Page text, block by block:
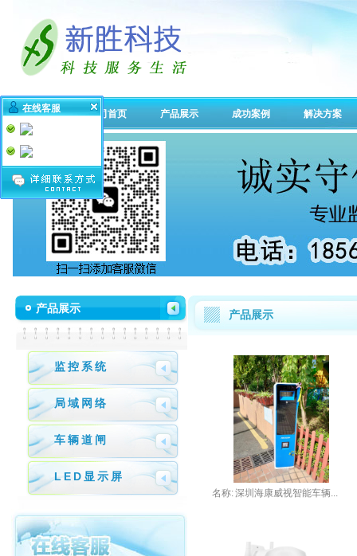
公司首页 产品展示 成功案例 解决方案
在线客服
产品展示
监控系统
局域网络
车辆道闸
LED显示屏
产品展示
名称:深圳海康威视智能车辆...